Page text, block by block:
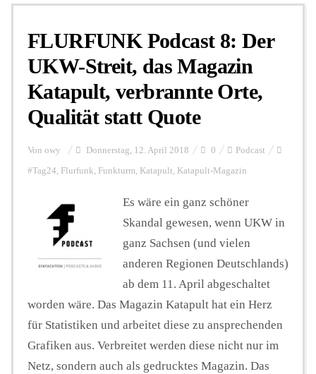
Personalien
Hintergrund
FUNKTURM-Beiträge
Podcast
Seminare
Unterstützen
FLURFUNK Podcast 8: Der
UKW-Streit, das Magazin
Katapult, verbrannte Orte,
Qualität statt Quote
Von owy Donnerstag, 12. April 2018 0 Podcast
#Tag24, Flurfunk, Funkturm, Katapult, Katapult-Magazin
Es wäre ein ganz schöner
Skandal gewesen, wenn UKW in
ganz Sachsen (und vielen
anderen Regionen Deutschlands)
ab dem 11. April abgeschaltet
worden wäre. Das Magazin Katapult hat ein Herz
für Statistiken und arbeitet diese zu ansprechenden
Grafiken aus. Verbreitet werden diese nicht nur im
Netz, sondern auch als gedrucktes Magazin. Das